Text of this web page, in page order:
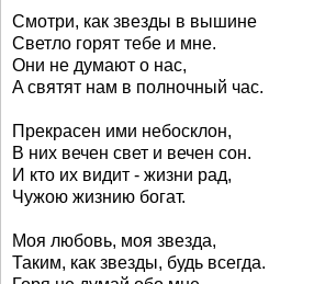
Смотри, как звезды в вышине
Светло горят тебе и мне.
Они не думают о нас,
A святят нам в полночный час.
Прекрасен ими небосклон,
В них вечен свет и вечен сон.
И кто их видит - жизни рад,
Чужою жизнию богат.
Моя любовь, моя звезда,
Таким, как звезды, будь всегда.